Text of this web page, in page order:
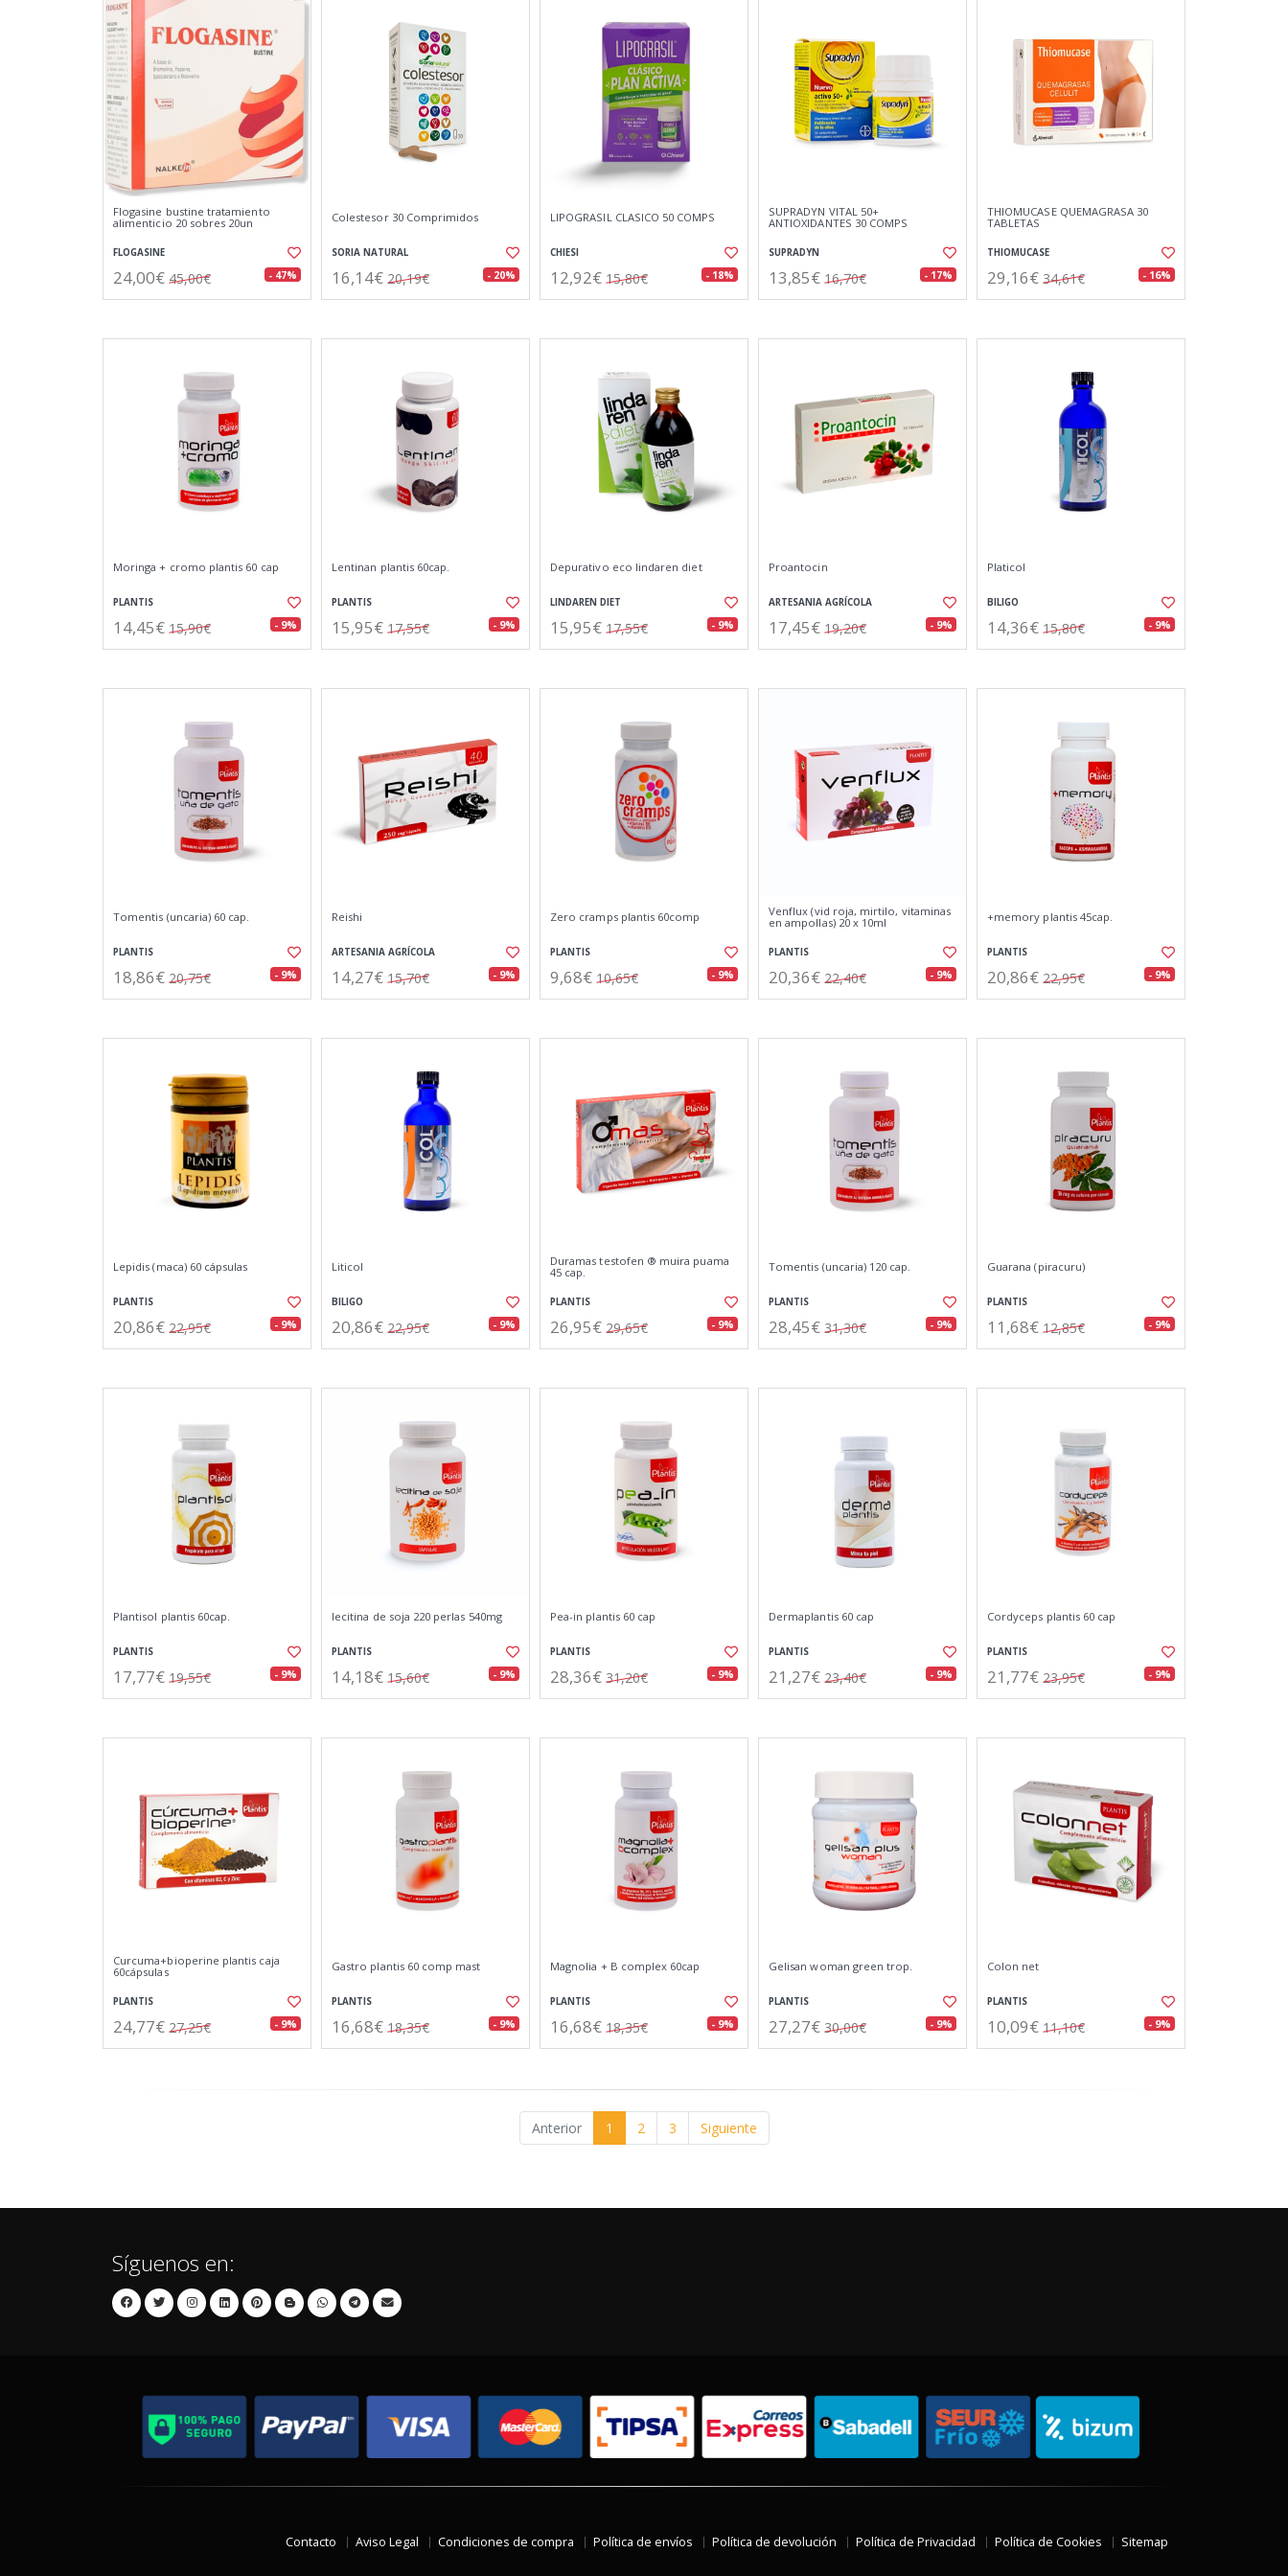
Flogasine bustine tratamiento
alimenticio 20 sobres 20un
FLOGASINE
24,00€ 45,00€ - 47%
Colestesor 30 Comprimidos
SORIA NATURAL
16,14€ 20,19€ - 20%
LIPOGRASIL CLASICO 50 COMPS
CHIESI
12,92€ 15,80€ - 18%
SUPRADYN VITAL 50+
ANTIOXIDANTES 30 COMPS
SUPRADYN
13,85€ 16,70€ - 17%
THIOMUCASE QUEMAGRASA 30
TABLETAS
THIOMUCASE
29,16€ 34,61€ - 16%
Moringa + cromo plantis 60 cap
PLANTIS
14,45€ 15,90€ - 9%
Lentinan plantis 60cap.
PLANTIS
15,95€ 17,55€ - 9%
Depurativo eco lindaren diet
LINDAREN DIET
15,95€ 17,55€ - 9%
Proantocin
ARTESANIA AGRÍCOLA
17,45€ 19,20€ - 9%
Platicol
BILIGO
14,36€ 15,80€ - 9%
Tomentis (uncaria) 60 cap.
PLANTIS
18,86€ 20,75€ - 9%
Reishi
ARTESANIA AGRÍCOLA
14,27€ 15,70€ - 9%
Zero cramps plantis 60comp
PLANTIS
9,68€ 10,65€ - 9%
Venflux (vid roja, mirtilo, vitaminas
en ampollas) 20 x 10ml
PLANTIS
20,36€ 22,40€ - 9%
+memory plantis 45cap.
PLANTIS
20,86€ 22,95€ - 9%
Lepidis (maca) 60 cápsulas
PLANTIS
20,86€ 22,95€ - 9%
Liticol
BILIGO
20,86€ 22,95€ - 9%
Duramas testofen ® muira puama
45 cap.
PLANTIS
26,95€ 29,65€ - 9%
Tomentis (uncaria) 120 cap.
PLANTIS
28,45€ 31,30€ - 9%
Guarana (piracuru)
PLANTIS
11,68€ 12,85€ - 9%
Plantisol plantis 60cap.
PLANTIS
17,77€ 19,55€ - 9%
lecitina de soja 220 perlas 540mg
PLANTIS
14,18€ 15,60€ - 9%
Pea-in plantis 60 cap
PLANTIS
28,36€ 31,20€ - 9%
Dermaplantis 60 cap
PLANTIS
21,27€ 23,40€ - 9%
Cordyceps plantis 60 cap
PLANTIS
21,77€ 23,95€ - 9%
Curcuma+bioperine plantis caja
60cápsulas
PLANTIS
24,77€ 27,25€ - 9%
Gastro plantis 60 comp mast
PLANTIS
16,68€ 18,35€ - 9%
Magnolia + B complex 60cap
PLANTIS
16,68€ 18,35€ - 9%
Gelisan woman green trop.
PLANTIS
27,27€ 30,00€ - 9%
Colon net
PLANTIS
10,09€ 11,10€ - 9%
Anterior 1 2 3 Siguiente
Síguenos en:
Contacto Aviso Legal Condiciones de compra Política de envíos Política de devolución Política de Privacidad Política de Cookies Sitemap